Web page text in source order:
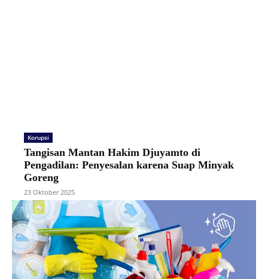
Korupsi
Tangisan Mantan Hakim Djuyamto di
Pengadilan: Penyesalan karena Suap Minyak
Goreng
23 Oktober 2025